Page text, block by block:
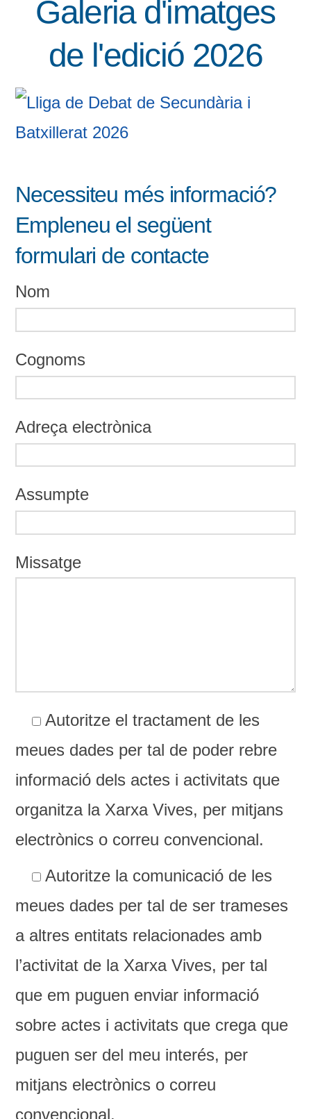
Galeria d'imatges
de l'edició 2026
Necessiteu més informació?
Empleneu el següent
formulari de contacte
Nom
Cognoms
Adreça electrònica
Assumpte
Missatge
Autoritze el tractament de les
meues dades per tal de poder rebre
informació dels actes i activitats que
organitza la Xarxa Vives, per mitjans
electrònics o correu convencional.
Autoritze la comunicació de les
meues dades per tal de ser trameses
a altres entitats relacionades amb
l’activitat de la Xarxa Vives, per tal
que em puguen enviar informació
sobre actes i activitats que crega que
puguen ser del meu interés, per
mitjans electrònics o correu
convencional.